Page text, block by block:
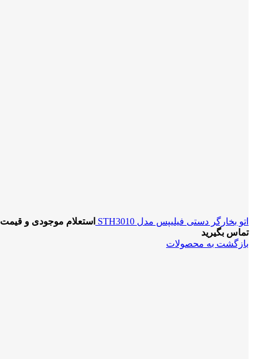
اتو بخارگر دستی فیلیپس مدل STH3010
استعلام موجودی و قیمت
تماس بگیرید
بازگشت به محصولات